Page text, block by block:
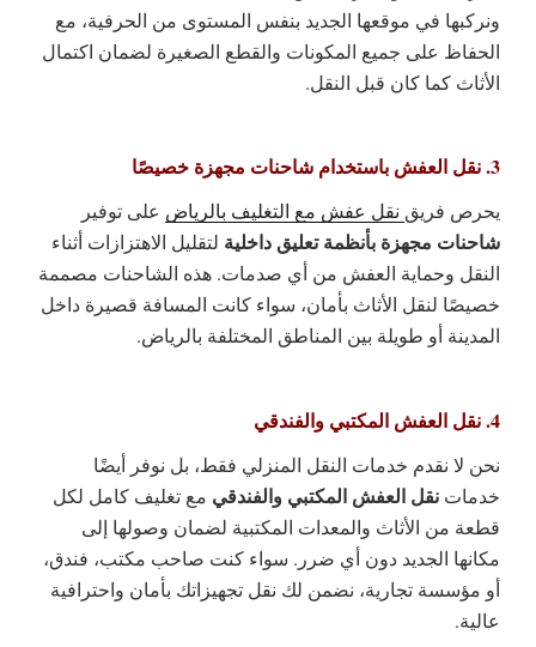
ونركبها في موقعها الجديد بنفس المستوى من الحرفية، مع
الحفاظ على جميع المكونات والقطع الصغيرة لضمان اكتمال
الأثاث كما كان قبل النقل.
3. نقل العفش باستخدام شاحنات مجهزة خصيصًا
يحرص فريق نقل عفش مع التغليف بالرياض على توفير
شاحنات مجهزة بأنظمة تعليق داخلية لتقليل الاهتزازات أثناء
النقل وحماية العفش من أي صدمات. هذه الشاحنات مصممة
خصيصًا لنقل الأثاث بأمان، سواء كانت المسافة قصيرة داخل
المدينة أو طويلة بين المناطق المختلفة بالرياض.
4. نقل العفش المكتبي والفندقي
نحن لا نقدم خدمات النقل المنزلي فقط، بل نوفر أيضًا
خدمات نقل العفش المكتبي والفندقي مع تغليف كامل لكل
قطعة من الأثاث والمعدات المكتبية لضمان وصولها إلى
مكانها الجديد دون أي ضرر. سواء كنت صاحب مكتب، فندق،
أو مؤسسة تجارية، نضمن لك نقل تجهيزاتك بأمان واحترافية
عالية.